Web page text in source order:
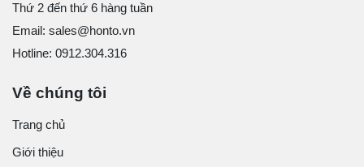
Thứ 2 đến thứ 6 hàng tuần
Email: sales@honto.vn
Hotline: 0912.304.316
Về chúng tôi
Trang chủ
Giới thiệu